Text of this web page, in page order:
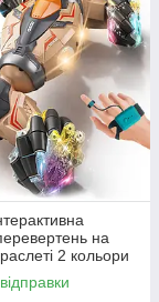
на
2 кольори
всюдихід
пар